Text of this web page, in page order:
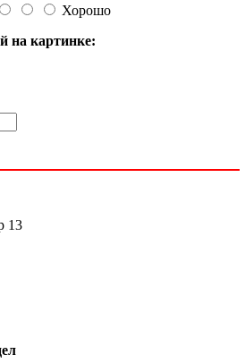
Хорошо
на картинке:
13